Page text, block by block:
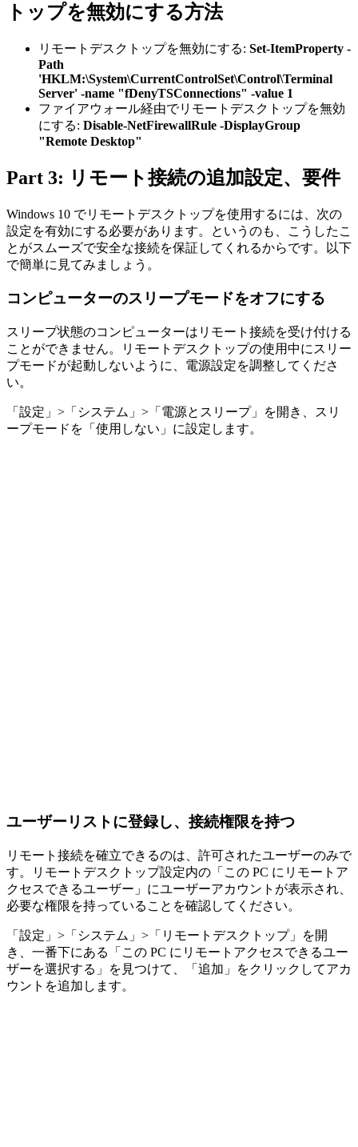
トップを無効にする方法
リモートデスクトップを無効にする: Set-ItemProperty -
Path
'HKLM:\System\CurrentControlSet\Control\Terminal
Server' -name "fDenyTSConnections" -value 1
ファイアウォール経由でリモートデスクトップを無効
にする: Disable-NetFirewallRule -DisplayGroup
"Remote Desktop"
Part 3: リモート接続の追加設定、要件
Windows 10 でリモートデスクトップを使用するには、次の
設定を有効にする必要があります。というのも、こうしたこ
とがスムーズで安全な接続を保証してくれるからです。以下
で簡単に見てみましょう。
コンピューターのスリープモードをオフにする
スリープ状態のコンピューターはリモート接続を受け付ける
ことができません。リモートデスクトップの使用中にスリー
プモードが起動しないように、電源設定を調整してくださ
い。
「設定」>「システム」>「電源とスリープ」を開き、スリ
ープモードを「使用しない」に設定します。
ユーザーリストに登録し、接続権限を持つ
リモート接続を確立できるのは、許可されたユーザーのみで
す。リモートデスクトップ設定内の「この PC にリモートア
クセスできるユーザー」にユーザーアカウントが表示され、
必要な権限を持っていることを確認してください。
「設定」>「システム」>「リモートデスクトップ」を開
き、一番下にある「この PC にリモートアクセスできるユー
ザーを選択する」を見つけて、「追加」をクリックしてアカ
ウントを追加します。